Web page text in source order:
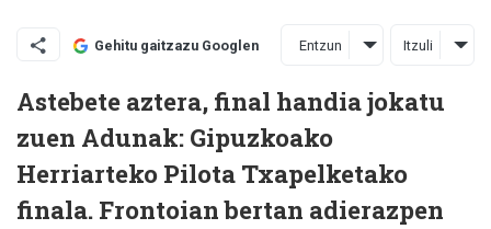
Gehitu gaitzazu Googlen Entzun Itzuli
Astebete aztera, final handia jokatu
zuen Adunak: Gipuzkoako
Herriarteko Pilota Txapelketako
finala. Frontoian bertan adierazpen